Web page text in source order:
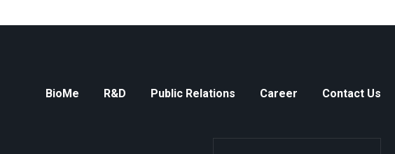
BioMe R&D Public Relations Career Contact Us